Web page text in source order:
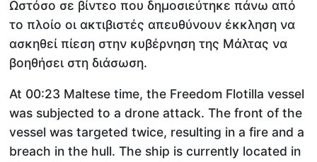
Ωστόσο σε βίντεο που δημοσιεύτηκε πάνω από
το πλοίο οι ακτιβιστές απευθύνουν έκκληση να
ασκηθεί πίεση στην κυβέρνηση της Μάλτας να
βοηθήσει στη διάσωση.
At 00:23 Maltese time, the Freedom Flotilla vessel
was subjected to a drone attack. The front of the
vessel was targeted twice, resulting in a fire and a
breach in the hull. The ship is currently located in